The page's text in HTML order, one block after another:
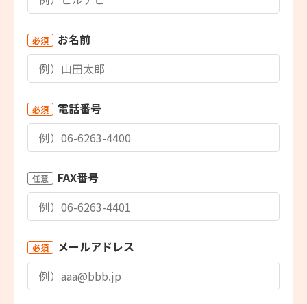
必須 お名前
必須 電話番号
任意 FAX番号
必須 メールアドレス